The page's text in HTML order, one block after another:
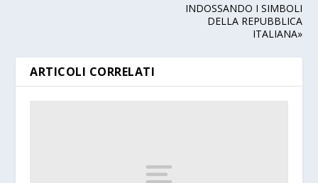
INDOSSANDO I SIMBOLI
DELLA REPUBBLICA
ITALIANA»
ARTICOLI CORRELATI